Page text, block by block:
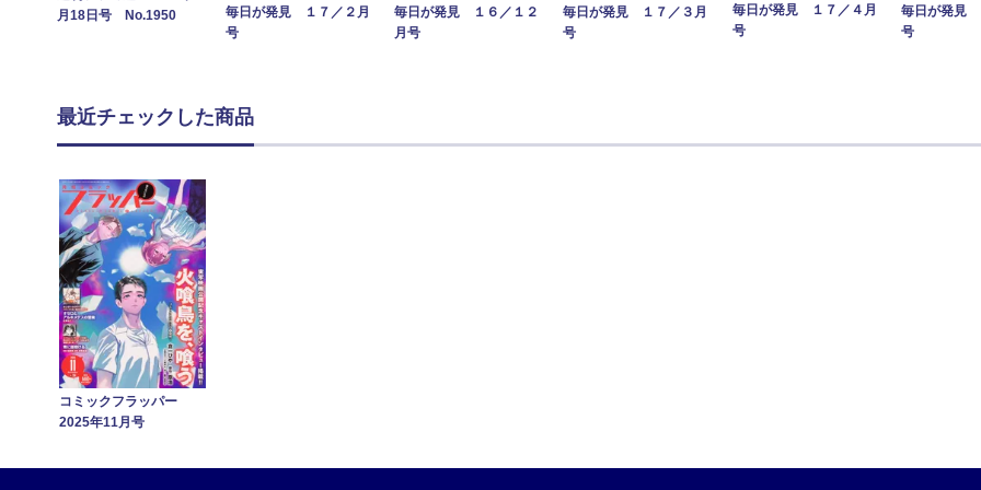
月18日号 No.1950
毎日が発見 １７／２月
号
毎日が発見 １６／１２
月号
毎日が発見 １７／３月
号
毎日が発見 １７／４月
号
毎日が発見
号
最近チェックした商品
コミックフラッパー
2025年11月号